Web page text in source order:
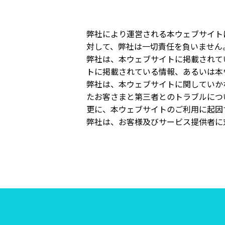
弊社により運営される本ウェブサイ
対して、弊社は一切責任を負いません
弊社は、本ウェブサイトに掲載され
トに掲載されている情報、あるいは
弊社は、本ウェブサイトに関してい
たお客さまと第三者とのトラブルに
更に、本ウェブサイトのご利用に起
弊社は、お客様及びサービス提供者